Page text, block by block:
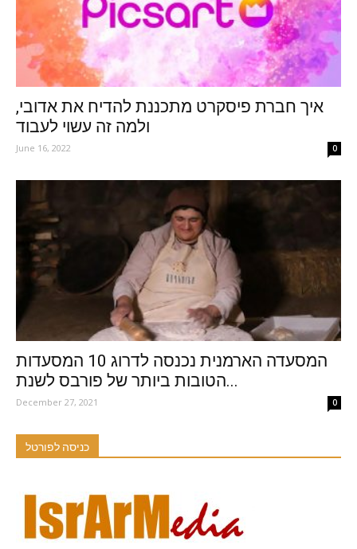
איך חברת פיסקרט מתכננת להדיח את אדובי,
ולמה זה עשוי לעבוד
June 16, 2022 0
המסעדה הארמנית נכנסה לדרוג 10 המסעדות
הטובות ביותר של פורבס לשנת...
December 27, 2021 0
כניסה לפורטל